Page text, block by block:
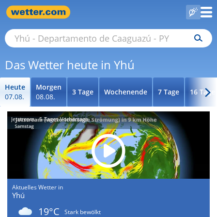
Das Wetter heute in Yhú
Heute
07.08.
Morgen
08.08.
3 Tage Wochenende 7 Tage 16 Tage
Jetstream - 5-Tages-Vorhersage
Aktuelles Wetter in
Yhú
19°C
Stark bewölkt